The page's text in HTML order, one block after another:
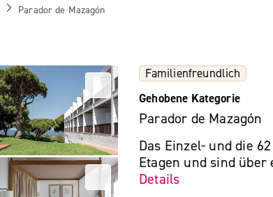
Parador de Mazagón
Familienfreundlich
Gehobene Kategorie
Parador de Mazagón
Das Einzel- und die
Etagen und sind
Details